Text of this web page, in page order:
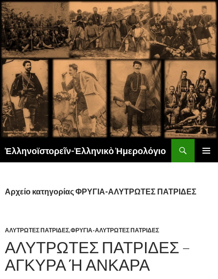
Ἑλληνοϊστορεῖν-Ἑλληνικὸ Ἡμερολόγιο
Αρχείο κατηγορίας ΦΡΥΓΙΑ-ΑΛΥΤΡΩΤΕΣ ΠΑΤΡΙΔΕΣ
ΑΛΥΤΡΩΤΕΣ ΠΑΤΡΙΔΕΣ,ΦΡΥΓΙΑ-ΑΛΥΤΡΩΤΕΣ ΠΑΤΡΙΔΕΣ
ΑΛΥΤΡΩΤΕΣ ΠΑΤΡΙΔΕΣ –
ΑΓΚΥΡΑ Ή ΑΝΚΑΡΑ